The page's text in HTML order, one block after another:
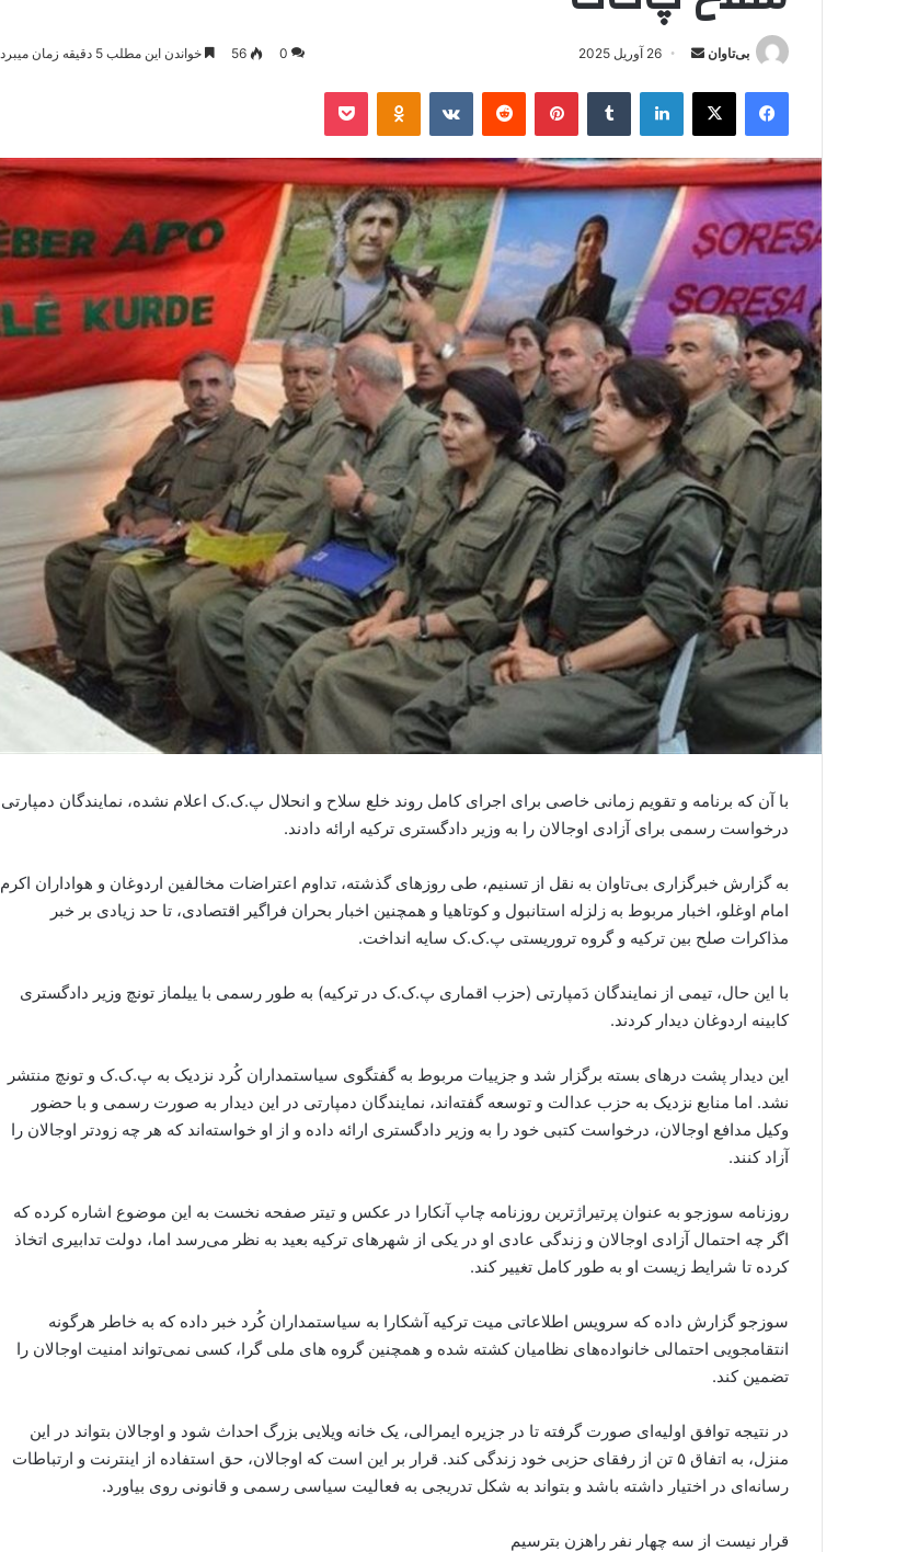
بی‌تاوان
ل
ا
ی
ل
26 آوریل 2025 0
56 خواندن این مطلب 5 دقیقه زمان میبرد
فیس بوک لینکدین ‫پین‌ترست ‫رددیت
با آن که برنامه و تقویم زمانی خاصی برای اجرای کامل روند خلع سلاح و انحلال پ.ک.ک اعلام نشده، نمایندگان دمپارتی
درخواست رسمی برای آزادی اوجالان را به وزیر دادگستری ترکیه ارائه دادند.
به گزارش خبرگزاری بی‌تاوان به نقل از تسنیم، طی روزهای گذشته، تداوم اعتراضات مخالفین اردوغان و هواداران اکرم
امام اوغلو، اخبار مربوط به زلزله استانبول و کوتاهیا و همچنین اخبار بحران فراگیر اقتصادی، تا حد زیادی بر خبر
مذاکرات صلح بین ترکیه و گروه تروریستی پ.ک.ک سایه انداخت.
با این حال، تیمی از نمایندگان دَمپارتی (حزب اقماری پ.ک.ک در ترکیه) به طور رسمی با ییلماز تونچ وزیر دادگستری
کابینه اردوغان دیدار کردند.
این دیدار پشت درهای بسته برگزار شد و جزییات مربوط به گفتگوی سیاستمداران کُرد نزدیک به پ.ک.ک و تونچ منتشر
نشد. اما منابع نزدیک به حزب عدالت و توسعه گفته‌اند، نمایندگان دمپارتی در این دیدار به صورت رسمی و با حضور
وکیل مدافع اوجالان، درخواست کتبی خود را به وزیر دادگستری ارائه داده و از او خواسته‌اند که هر چه زودتر اوجالان را
آزاد کنند.
روزنامه سوزجو به عنوان پرتیراژترین روزنامه چاپ آنکارا در عکس و تیتر صفحه نخست به این موضوع اشاره کرده که
اگر چه احتمال آزادی اوجالان و زندگی عادی او در یکی از شهرهای ترکیه بعید به نظر می‌رسد اما، دولت تدابیری اتخاذ
کرده تا شرایط زیست او به طور کامل تغییر کند.
سوزجو گزارش داده که سرویس اطلاعاتی میت ترکیه آشکارا به سیاستمداران کُرد خبر داده که به خاطر هرگونه
انتقامجویی احتمالی خانواده‌های نظامیان کشته شده و همچنین گروه های ملی گرا، کسی نمی‌تواند امنیت اوجالان را
تضمین کند.
در نتیجه توافق اولیه‌ای صورت گرفته تا در جزیره ایمرالی، یک خانه ویلایی بزرگ احداث شود و اوجالان بتواند در این
منزل، به اتفاق ۵ تن از رفقای حزبی خود زندگی کند. قرار بر این است که اوجالان، حق استفاده از اینترنت و ارتباطات
رسانه‌ای در اختیار داشته باشد و بتواند به شکل تدریجی به فعالیت سیاسی رسمی و قانونی روی بیاورد.
قرار نیست از سه چهار نفر راهزن بترسیم